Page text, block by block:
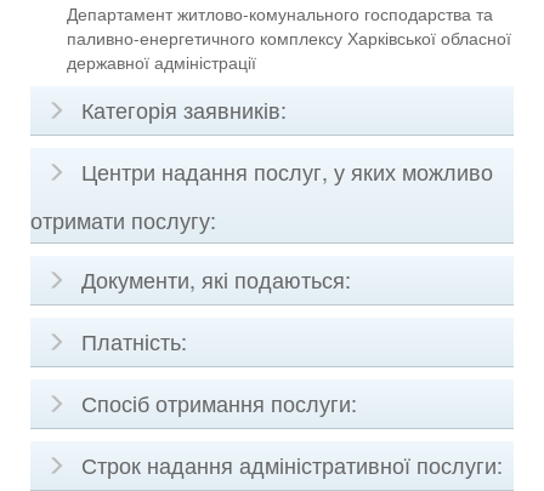
Департамент житлово-комунального господарства та
паливно-енергетичного комплексу Харківської обласної
державної адміністрації
Категорія заявників:
Центри надання послуг, у яких можливо
отримати послугу:
Документи, які подаються:
Платність:
Спосіб отримання послуги:
Строк надання адміністративної послуги: